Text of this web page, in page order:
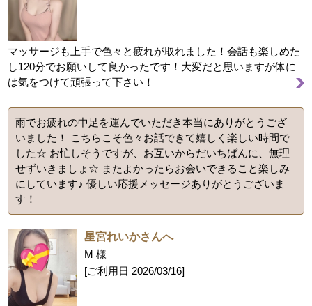
マッサージも上手で色々と疲れが取れました！会話も楽しめた
し120分でお願いして良かったです！大変だと思いますが体に
は気をつけて頑張って下さい！
雨でお疲れの中足を運んでいただき本当にありがとうござ
いました！ こちらこそ色々お話できて嬉しく楽しい時間で
した☆ お忙しそうですが、お互いからだいちばんに、無理
せずいきましょ☆ またよかったらお会いできること楽しみ
にしています♪ 優しい応援メッセージありがとうございま
す！
星宮れいかさんへ
M 様
[ご利用日 2026/03/16]